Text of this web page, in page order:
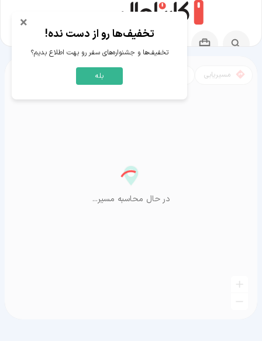
مسیریابی
در حال محاسبه مسیر...
× تخفیف‌ها رو از دست نده!
تخفیف‌ها و جشنواره‌های سفر رو بهت اطلاع بدیم؟
بله